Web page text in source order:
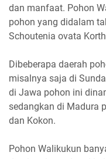
dan manfaat. Pohon
pohon yang didalam
Schoutenia ovata
Dibeberapa daerah
misalnya saja di
di Jawa pohon ini
sedangkan di Madura
dan Kokon.
Pohon Walikukun